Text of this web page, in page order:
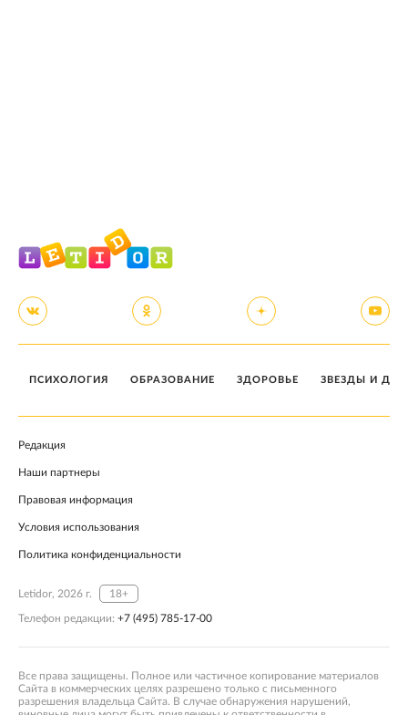
ПСИХОЛОГИЯ ОБРАЗОВАНИЕ ЗДОРОВЬЕ ЗВЕЗДЫ И
Редакция
Наши партнеры
Правовая информация
Условия использования
Политика конфиденциальности
Letidor, 2026 г. 18+
Телефон редакции: +7 (495) 785-17-00
Все права защищены. Полное или частичное копирование материалов
Сайта в коммерческих целях разрешено только с письменного
разрешения владельца Сайта. В случае обнаружения нарушений,